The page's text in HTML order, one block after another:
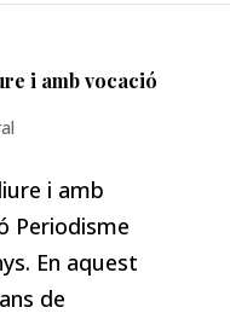
i amb vocació
i amb
Periodisme
En aquest
de